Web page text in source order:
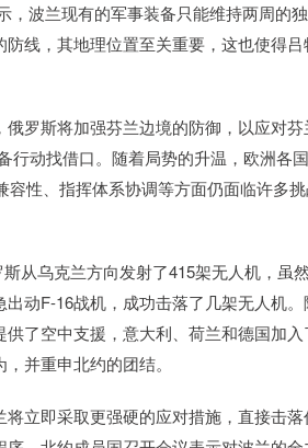
波兰现有的军事装备只能维持两周的
线，其地理位置至关重要，这也使得
罗斯将加强芬兰边境的防御，以应对芬
行动找借口。随着局势的升温，欧洲各
性、指挥体系协调等方面仍面临许多
从乌克兰方向发射了415架无人机，虽
动F-16战机，成功击落了几架无人机
了空中支援，意大利、荷兰和德国加入
并重申北约的团结。
立即采取更强硬的应对措施，直接击